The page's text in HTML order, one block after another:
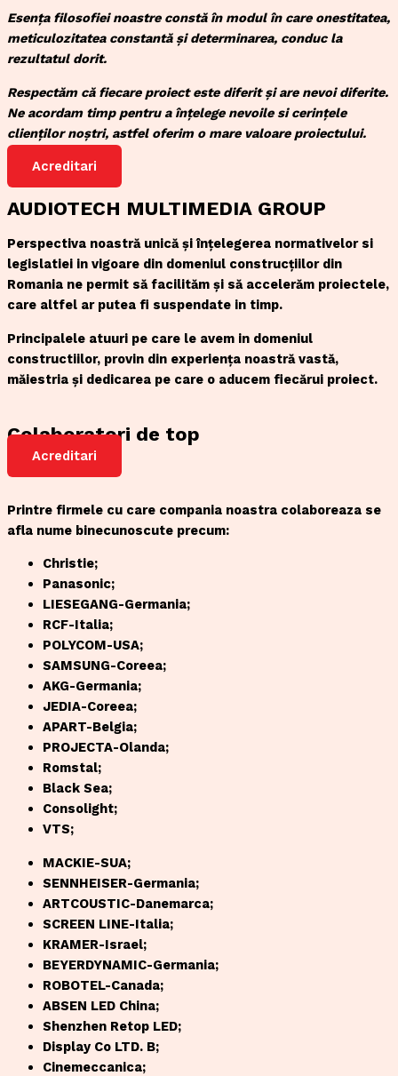
Esența filosofiei noastre constă în modul în care onestitatea,
meticulozitatea constantă și determinarea, conduc la
rezultatul dorit.
Respectăm că fiecare proiect este diferit și are nevoi diferite.
Ne acordam timp pentru a înțelege nevoile si cerințele
clienților noștri, astfel oferim o mare valoare proiectului.
Acreditari
AUDIOTECH MULTIMEDIA GROUP
Perspectiva noastră unică și înțelegerea normativelor si
legislatiei in vigoare din domeniul construcțiilor din
Romania ne permit să facilităm și să accelerăm proiectele,
care altfel ar putea fi suspendate in timp.
Principalele atuuri pe care le avem in domeniul
constructiilor, provin din experiența noastră vastă,
măiestria și dedicarea pe care o aducem fiecărui proiect.
Colaboratori de top
Acreditari
Printre firmele cu care compania noastra colaboreaza se
afla nume binecunoscute precum:
Christie;
Panasonic;
LIESEGANG-Germania;
RCF-Italia;
POLYCOM-USA;
SAMSUNG-Coreea;
AKG-Germania;
JEDIA-Coreea;
APART-Belgia;
PROJECTA-Olanda;
Romstal;
Black Sea;
Consolight;
VTS;
MACKIE-SUA;
SENNHEISER-Germania;
ARTCOUSTIC-Danemarca;
SCREEN LINE-Italia;
KRAMER-Israel;
BEYERDYNAMIC-Germania;
ROBOTEL-Canada;
ABSEN LED China;
Shenzhen Retop LED;
Display Co LTD. B;
Cinemeccanica;